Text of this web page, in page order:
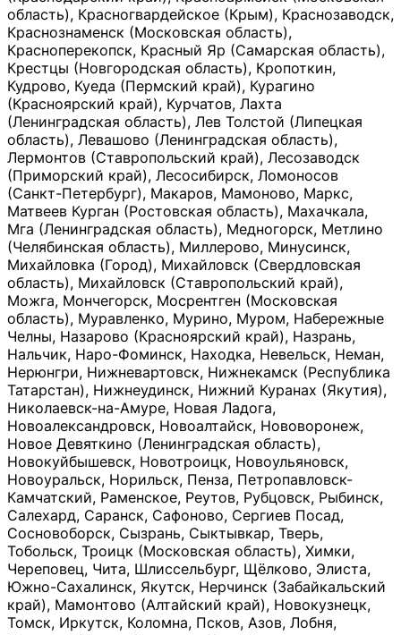
область), Красногвардейское (Крым), Краснозаводск,
Краснознаменск (Московская область),
Красноперекопск, Красный Яр (Самарская область),
Крестцы (Новгородская область), Кропоткин,
Кудрово, Куеда (Пермский край), Курагино
(Красноярский край), Курчатов, Лахта
(Ленинградская область), Лев Толстой (Липецкая
область), Левашово (Ленинградская область),
Лермонтов (Ставропольский край), Лесозаводск
(Приморский край), Лесосибирск, Ломоносов
(Санкт-Петербург), Макаров, Мамоново, Маркс,
Матвеев Курган (Ростовская область), Махачкала,
Мга (Ленинградская область), Медногорск, Метлино
(Челябинская область), Миллерово, Минусинск,
Михайловка (Город), Михайловск (Свердловская
область), Михайловск (Ставропольский край),
Можга, Мончегорск, Мосрентген (Московская
область), Муравленко, Мурино, Муром, Набережные
Челны, Назарово (Красноярский край), Назрань,
Нальчик, Наро-Фоминск, Находка, Невельск, Неман,
Нерюнгри, Нижневартовск, Нижнекамск (Республика
Татарстан), Нижнеудинск, Нижний Куранах (Якутия),
Николаевск-на-Амуре, Новая Ладога,
Новоалександровск, Новоалтайск, Нововоронеж,
Новое Девяткино (Ленинградская область),
Новокуйбышевск, Новотроицк, Новоульяновск,
Новоуральск, Норильск, Пенза, Петропавловск-
Камчатский, Раменское, Реутов, Рубцовск, Рыбинск,
Салехард, Саранск, Сафоново, Сергиев Посад,
Сосновоборск, Сызрань, Сыктывкар, Тверь,
Тобольск, Троицк (Московская область), Химки,
Череповец, Чита, Шлиссельбург, Щёлково, Элиста,
Южно-Сахалинск, Якутск, Нерчинск (Забайкальский
край), Мамонтово (Алтайский край), Новокузнецк,
Томск, Иркутск, Коломна, Псков, Азов, Лобня,